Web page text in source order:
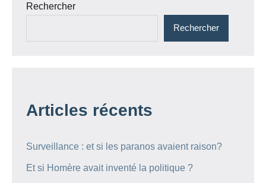
Rechercher
Rechercher
Articles récents
Surveillance : et si les paranos avaient raison?
Et si Homère avait inventé la politique ?